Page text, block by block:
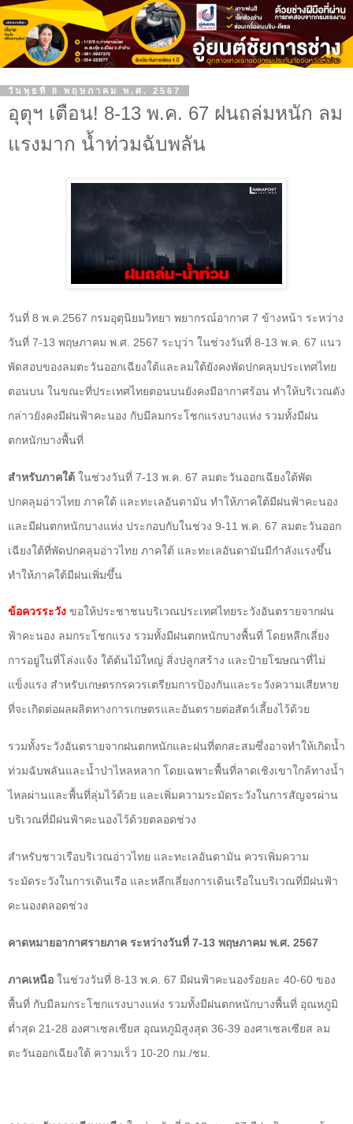
วันพุธที่ 8 พฤษภาคม พ.ศ. 2567
อุตุฯ เตือน! 8-13 พ.ค. 67 ฝนถล่มหนัก ลม
แรงมาก น้ำท่วมฉับพลัน
วันที่ 8 พ.ค.2567 กรมอุตุนิยมวิทยา พยากรณ์อากาศ 7 ข้างหน้า ระหว่าง
วันที่ 7-13 พฤษภาคม พ.ศ. 2567 ระบุว่า ในช่วงวันที่ 8-13 พ.ค. 67 แนว
พัดสอบของลมตะวันออกเฉียงใต้และลมใต้ยังคงพัดปกคลุมประเทศไทย
ตอนบน ในขณะที่ประเทศไทยตอนบนยังคงมีอากาศร้อน ทำให้บริเวณดัง
กล่าวยังคงมีฝนฟ้าคะนอง กับมีลมกระโชกแรงบางแห่ง รวมทั้งมีฝน
ตกหนักบางพื้นที่
สำหรับภาคใต้ ในช่วงวันที่ 7-13 พ.ค. 67 ลมตะวันออกเฉียงใต้พัด
ปกคลุมอ่าวไทย ภาคใต้ และทะเลอันดามัน ทำให้ภาคใต้มีฝนฟ้าคะนอง
และมีฝนตกหนักบางแห่ง ประกอบกับในช่วง 9-11 พ.ค. 67 ลมตะวันออก
เฉียงใต้ที่พัดปกคลุมอ่าวไทย ภาคใต้ และทะเลอันดามันมีกำลังแรงขึ้น
ทำให้ภาคใต้มีฝนเพิ่มขึ้น
ข้อควรระวัง ขอให้ประชาชนบริเวณประเทศไทยระวังอันตรายจากฝน
ฟ้าคะนอง ลมกระโชกแรง รวมทั้งมีฝนตกหนักบางพื้นที่ โดยหลีกเลี่ยง
การอยู่ในที่โล่งแจ้ง ใต้ต้นไม้ใหญ่ สิ่งปลูกสร้าง และป้ายโฆษณาที่ไม่
แข็งแรง สำหรับเกษตรกรควรเตรียมการป้องกันและระวังความเสียหาย
ที่จะเกิดต่อผลผลิตทางการเกษตรและอันตรายต่อสัตว์เลี้ยงไว้ด้วย
รวมทั้งระวังอันตรายจากฝนตกหนักและฝนที่ตกสะสมซึ่งอาจทำให้เกิดน้ำ
ท่วมฉับพลันและน้ำป่าไหลหลาก โดยเฉพาะพื้นที่ลาดเชิงเขาใกล้ทางน้ำ
ไหลผ่านและพื้นที่ลุ่มไว้ด้วย และเพิ่มความระมัดระวังในการสัญจรผ่าน
บริเวณที่มีฝนฟ้าคะนองไว้ด้วยตลอดช่วง
สำหรับชาวเรือบริเวณอ่าวไทย และทะเลอันดามัน ควรเพิ่มความ
ระมัดระวังในการเดินเรือ และหลีกเลี่ยงการเดินเรือในบริเวณที่มีฝนฟ้า
คะนองตลอดช่วง
คาดหมายอากาศรายภาค ระหว่างวันที่ 7-13 พฤษภาคม พ.ศ. 2567
ภาคเหนือ ในช่วงวันที่ 8-13 พ.ค. 67 มีฝนฟ้าคะนองร้อยละ 40-60 ของ
พื้นที่ กับมีลมกระโชกแรงบางแห่ง รวมทั้งมีฝนตกหนักบางพื้นที่ อุณหภูมิ
ต่ำสุด 21-28 องศาเซลเซียส อุณหภูมิสูงสุด 36-39 องศาเซลเซียส ลม
ตะวันออกเฉียงใต้ ความเร็ว 10-20 กม./ชม.